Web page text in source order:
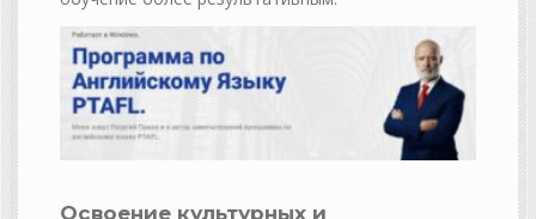
Освоение культурных и